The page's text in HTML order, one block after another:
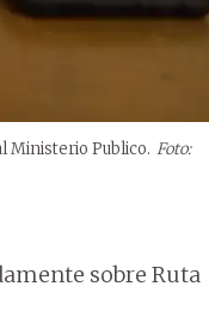
Ministerio Publico. Foto:
sobre Ruta